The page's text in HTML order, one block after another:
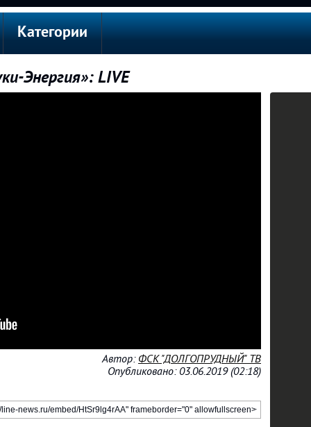
Категории
Энергия»: LIVE
Автор: ФСК "ДОЛГОПРУДНЫЙ" ТВ
Опубликовано: 03.06.2019 (02:18)